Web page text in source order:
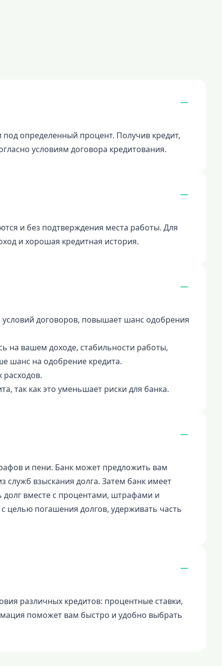
определенный процент. Получив кредит,
условиям договора кредитования.
и без подтверждения места работы. Для
и хорошая кредитная история.
договоров, повышает шанс одобрения
на вашем доходе, стабильности работы,
шанс на одобрение кредита.
так как это уменьшает риски для банка.
и пени. Банк может предложить вам
служб взыскания долга. Затем банк имеет
долг вместе с процентами, штрафами и
целью погашения долгов, удерживать часть
различных кредитов: процентные ставки,
поможет вам быстро и удобно выбрать